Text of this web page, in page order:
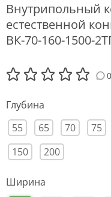
Внутрипольный
естественной
ВК-70-160-1500-
Глубина
55
65 70 75
150
200
Ширина